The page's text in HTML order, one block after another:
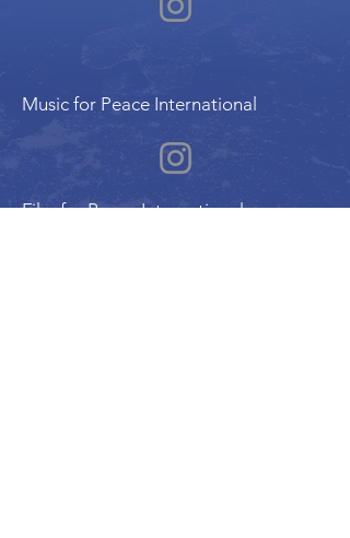
Music for Peace International
Film for Peace International